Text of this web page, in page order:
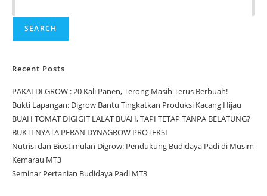
SEARCH
Recent Posts
PAKAI DI.GROW : 20 Kali Panen, Terong Masih Terus Berbuah!
Bukti Lapangan: Digrow Bantu Tingkatkan Produksi Kacang Hijau
BUAH TOMAT DIGIGIT LALAT BUAH, TAPI TETAP TANPA BELATUNG?
BUKTI NYATA PERAN DYNAGROW PROTEKSI
Nutrisi dan Biostimulan Digrow: Pendukung Budidaya Padi di Musim
Kemarau MT3
Seminar Pertanian Budidaya Padi MT3